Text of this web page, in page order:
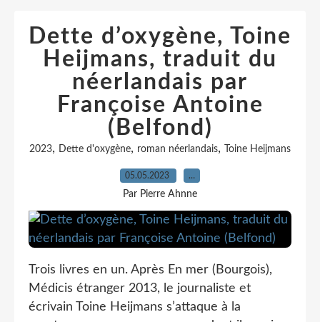
Dette d’oxygène, Toine
Heijmans, traduit du
néerlandais par
Françoise Antoine
(Belfond)
2023, Dette d'oxygène, roman néerlandais, Toine Heijmans
05.05.2023 …
Par Pierre Ahnne
Trois livres en un. Après En mer (Bourgois),
Médicis étranger 2013, le journaliste et
écrivain Toine Heijmans s’attaque à la